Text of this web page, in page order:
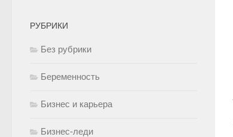
РУБРИКИ
Без рубрики
Беременность
Бизнес и карьера
Бизнес-леди